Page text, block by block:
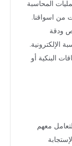
المحاسبة
من اسواقنا.
ودقة
الإلكترونية.
البنكية أو
معهم